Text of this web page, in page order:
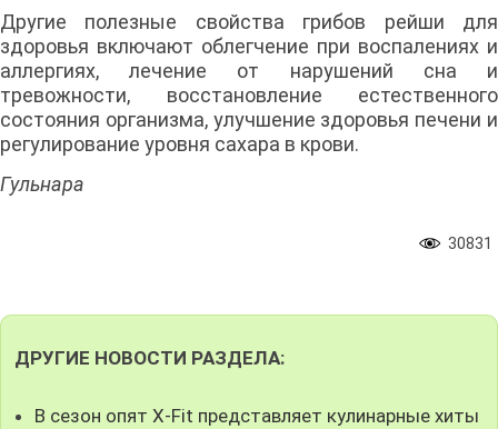
Другие полезные свойства грибов рейши для
здоровья включают облегчение при воспалениях и
аллергиях, лечение от нарушений сна и
тревожности, восстановление естественного
состояния организма, улучшение здоровья печени и
регулирование уровня сахара в крови.
Гульнара
30831
ДРУГИЕ НОВОСТИ РАЗДЕЛА:
В сезон опят X-Fit представляет кулинарные хиты